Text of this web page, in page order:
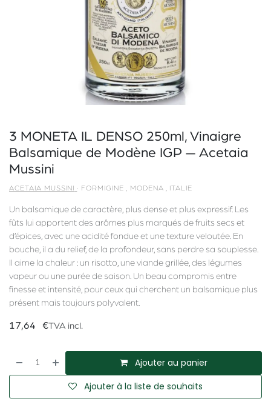
3 MONETA IL DENSO 250ml, Vinaigre
Balsamique de Modène IGP — Acetaia
Mussini
ACETAIA MUSSINI · FORMIGINE MODENA ITALIE
Un balsamique de caractère, plus dense et plus expressif. Les
fûts lui apportent des arômes plus marqués de fruits secs et
d’épices, avec une acidité fondue et une texture veloutée. En
bouche, il a du relief, de la profondeur, sans perdre sa souplesse.
Il aime la chaleur : un risotto, une viande grillée, des légumes
vapeur ou une purée de saison. Un beau compromis entre
finesse et intensité, pour ceux qui cherchent un balsamique plus
présent mais toujours polyvalent.
17,64 €TVA incl.
Ajouter au panier
Ajouter à la liste de souhaits